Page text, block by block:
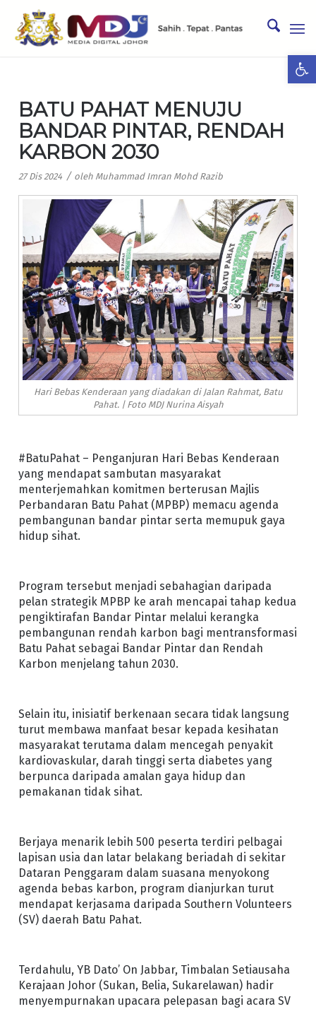
BATU PAHAT MENUJU
BANDAR PINTAR, RENDAH
KARBON 2030
27 Dis 2024 / oleh Muhammad Imran Mohd Razib
Hari Bebas Kenderaan yang diadakan di Jalan Rahmat, Batu
Pahat. | Foto MDJ Nurina Aisyah
#BatuPahat – Penganjuran Hari Bebas Kenderaan
yang mendapat sambutan masyarakat
menterjemahkan komitmen berterusan Majlis
Perbandaran Batu Pahat (MPBP) memacu agenda
pembangunan bandar pintar serta memupuk gaya
hidup sihat.
Program tersebut menjadi sebahagian daripada
pelan strategik MPBP ke arah mencapai tahap kedua
pengiktirafan Bandar Pintar melalui kerangka
pembangunan rendah karbon bagi mentransformasi
Batu Pahat sebagai Bandar Pintar dan Rendah
Karbon menjelang tahun 2030.
Selain itu, inisiatif berkenaan secara tidak langsung
turut membawa manfaat besar kepada kesihatan
masyarakat terutama dalam mencegah penyakit
kardiovaskular, darah tinggi serta diabetes yang
berpunca daripada amalan gaya hidup dan
pemakanan tidak sihat.
Berjaya menarik lebih 500 peserta terdiri pelbagai
lapisan usia dan latar belakang beriadah di sekitar
Dataran Penggaram dalam suasana menyokong
agenda bebas karbon, program dianjurkan turut
mendapat kerjasama daripada Southern Volunteers
(SV) daerah Batu Pahat.
Terdahulu, YB Dato’ On Jabbar, Timbalan Setiausaha
Kerajaan Johor (Sukan, Belia, Sukarelawan) hadir
menyempurnakan upacara pelepasan bagi acara SV